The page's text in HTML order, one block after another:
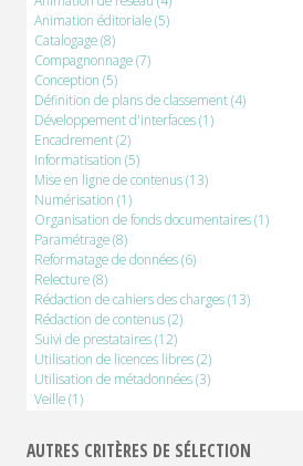
Animation éditoriale(5)
Catalogage(8)
Compagnonnage(7)
Conception (5)
Définition de plans de classement(4)
Développement d'interfaces(1)
Encadrement(2)
Informatisation (5)
Mise en ligne de contenus(13)
Numérisation (1)
Organisation de fonds documentaires(1)
Paramétrage(8)
Reformatage de données(6)
Relecture(8)
Rédaction de cahiers des charges(13)
Rédaction de contenus(2)
Suivi de prestataires(12)
Utilisation de licences libres(2)
Utilisation de métadonnées(3)
Veille(1)
AUTRES CRITÈRES DE SÉLECTION